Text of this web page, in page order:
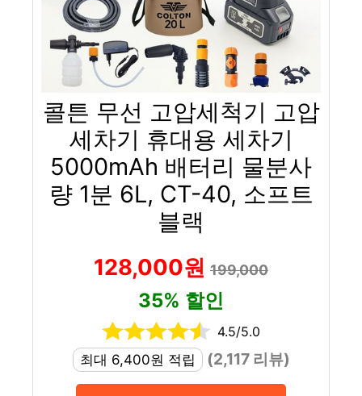
콜튼 무선 고압세척기 고압
세차기 휴대용 세차기
5000mAh 배터리 물분사
량 1분 6L, CT-40, 소프트
블랙
128,000원 199,000
35% 할인
4.5/5.0
최대 6,400원 적립
(2,117 리뷰)